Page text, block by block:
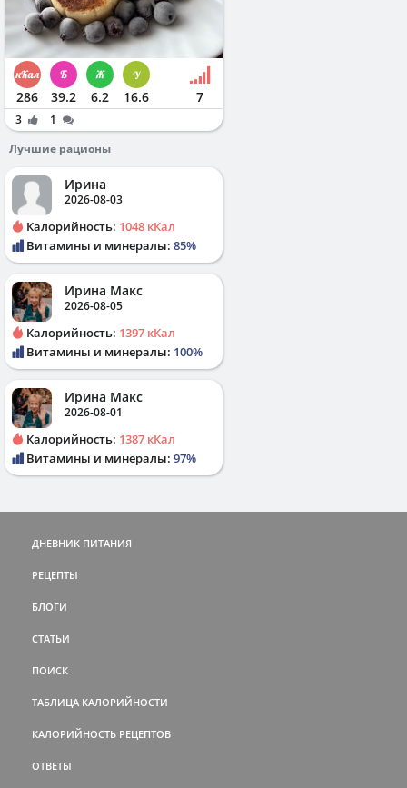
286 39.2 6.2 16.6 7
3
1
Лучшие рационы
Ирина
2026-08-03
Калорийность: 1048 кКал
Витамины и минералы: 85%
Ирина Макс
2026-08-05
Калорийность: 1397 кКал
Витамины и минералы: 100%
Ирина Макс
2026-08-01
Калорийность: 1387 кКал
Витамины и минералы: 97%
ДНЕВНИК ПИТАНИЯ
РЕЦЕПТЫ
БЛОГИ
СТАТЬИ
ПОИСК
ТАБЛИЦА КАЛОРИЙНОСТИ
КАЛОРИЙНОСТЬ РЕЦЕПТОВ
ОТВЕТЫ